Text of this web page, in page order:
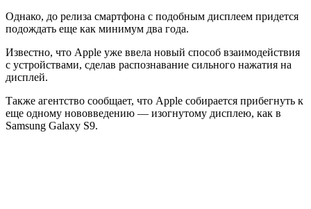
Однако, до релиза смартфона с подобным дисплеем придется
подождать еще как минимум два года.
Известно, что Apple уже ввела новый способ взаимодействия
с устройствами, сделав распознавание сильного нажатия на
дисплей.
Также агентство сообщает, что Apple собирается прибегнуть к
еще одному нововведению — изогнутому дисплею, как в
Samsung Galaxy S9.